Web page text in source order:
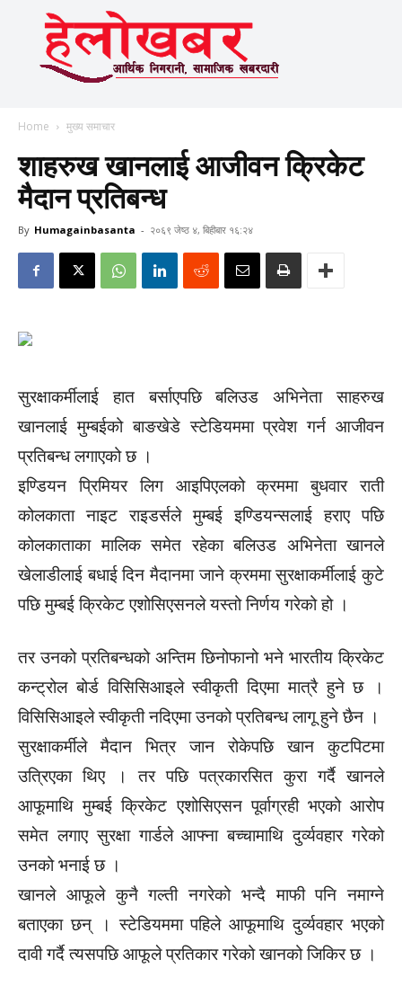
Home मुख्य समाचार
शाहरुख खानलाई आजीवन क्रिकेट
मैदान प्रतिबन्ध
By Humagainbasanta - २०६९ जेष्ठ ४, बिहीबार १६:२४
सुरक्षाकर्मीलाई हात बर्साएपछि बलिउड अभिनेता साहरुख
खानलाई मुम्बईको बाङखेडे स्टेडियममा प्रवेश गर्न आजीवन
प्रतिबन्ध लगाएको छ ।
इण्डियन प्रिमियर लिग आइपिएलको क्रममा बुधवार राती
कोलकाता नाइट राइडर्सले मुम्बई इण्डियन्सलाई हराए पछि
कोलकाताका मालिक समेत रहेका बलिउड अभिनेता खानले
खेलाडीलाई बधाई दिन मैदानमा जाने क्रममा सुरक्षाकर्मीलाई कुटे
पछि मुम्बई क्रिकेट एशोसिएसनले यस्तो निर्णय गरेको हो ।
तर उनको प्रतिबन्धको अन्तिम छिनोफानो भने भारतीय क्रिकेट
कन्ट्रोल बोर्ड विसिसिआइले स्वीकृती दिएमा मात्रै हुने छ ।
विसिसिआइले स्वीकृती नदिएमा उनको प्रतिबन्ध लागू हुने छैन ।
सुरक्षाकर्मीले मैदान भित्र जान रोकेपछि खान कुटपिटमा
उत्रिएका थिए । तर पछि पत्रकारसित कुरा गर्दै खानले
आफूमाथि मुम्बई क्रिकेट एशोसिएसन पूर्वाग्रही भएको आरोप
समेत लगाए सुरक्षा गार्डले आफ्ना बच्चामाथि दुर्व्यवहार गरेको
उनको भनाई छ ।
खानले आफूले कुनै गल्ती नगरेको भन्दै माफी पनि नमाग्ने
बताएका छन् । स्टेडियममा पहिले आफूमाथि दुर्व्यवहार भएको
दावी गर्दै त्यसपछि आफूले प्रतिकार गरेको खानको जिकिर छ ।